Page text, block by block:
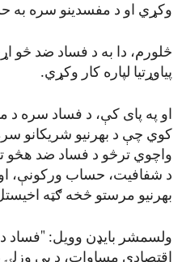
وکړي او د مفسدینو سره به
څلورم، دا به د فساد ضد څو
پیاوړتیا لپاره کار وکړي.
او په پای کې، د فساد سره د
کوي چې د بهرنیو شریکانو سره
واچوي ترڅو د فساد ضد هڅو
د شفافیت، حساب ورکونې، او
بهرنیو مرستو څخه ګټه
ولسمشر بایډن وویل: "فساد د
اقتصادي مساوات، د بې وزلۍ